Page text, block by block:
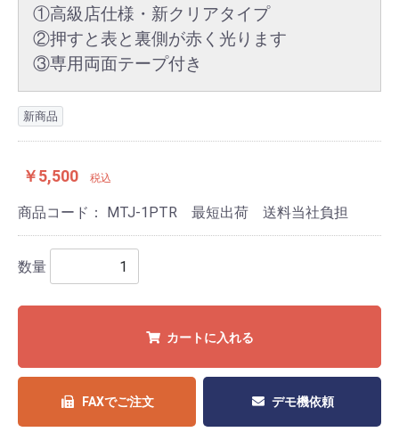
①高級店仕様・新クリアタイプ
②押すと表と裏側が赤く光ります
③専用両面テープ付き
新商品
￥5,500 税込
商品コード： MTJ-1PTR 最短出荷 送料当社負担
数量
カートに入れる
FAXでご注文 デモ機依頼